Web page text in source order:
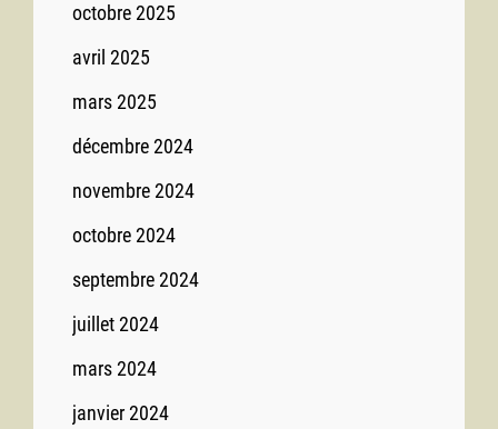
octobre 2025
avril 2025
mars 2025
décembre 2024
novembre 2024
octobre 2024
septembre 2024
juillet 2024
mars 2024
janvier 2024